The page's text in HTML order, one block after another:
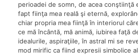
perioadei de somn, de acea conştiinţă
fapt fiinţa mea reală şi eternă,
chiar propria mea fiinţă în interiorul
ce mă încântă, mă animă, iubirea faţă
idealurile, aspiraţiile, în astral mi se
mod mirific ca fiind expresii simbolice